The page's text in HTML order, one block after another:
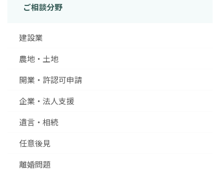
ご相談分野
建設業
農地・土地
開業・許認可申請
企業・法人支援
遺言・相続
任意後見
離婚問題